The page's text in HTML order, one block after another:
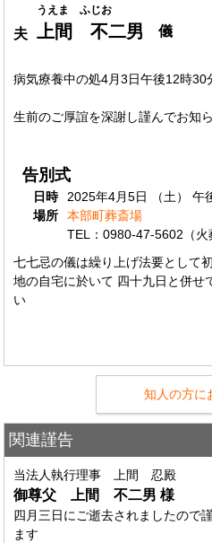
うえま ふじお
夫 上間 不二男 儀
病気療養中の処4月3日午後12時
生前のご厚誼を深謝し謹んでお知
告別式
日時
2025年4月5日 （土） 午
場所
本部町葬斎場
TEL：0980-47-5602（火
七七忌の儀は繰り上げ法要として
地の自宅に於いて 四十九日と併せ
い
知人の方に
関連謹告
当法人執行理事 上間 忍殿
御尊父 上間 不二男様
四月三日にご逝去されましたので
ます